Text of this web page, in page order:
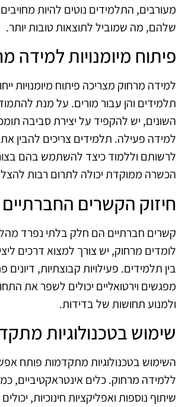
מעורבים, התלמידים נוטים להיות
שלהם, מה שמוביל לתוצאות טובות יותר.
פיתוח מיומנויות למידה
למידה מרחוק מצריכה פיתוח מיומנויות
תלמידים והן עבור מורים. על מנת
השונים, יש להקפיד על יצירת סביבה
למידה פעילה. תלמידים צריכים להבין
לרשותם וללמוד כיצד להשתמש בהם
הכשרה ממוקדת יכולה לתרום רבות
חיזוק הקשרים החברתיים
קשרים חברתיים הם חלק בלתי נפרד
לומדים מרחוק, יש צורך למצוא דרכים
בין תלמידים. פעילויות קבוצתיות, דיונים
מפגשים וירטואליים יכולים לשפר את
ולמנוע תחושות של בדידות.
שימוש בטכנולוגיות
השימוש בטכנולוגיות מתקדמות פותח
ללמידה מרחוק. כלים אינטראקטיביים,
שיתוף נוספות ואפליקציות חינוכיות,